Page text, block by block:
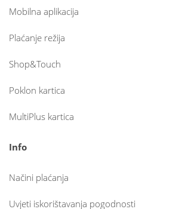
Mobilna aplikacija
Plaćanje režija
Shop&Touch
Poklon kartica
MultiPlus kartica
Info
Načini plaćanja
Uvjeti iskorištavanja pogodnosti